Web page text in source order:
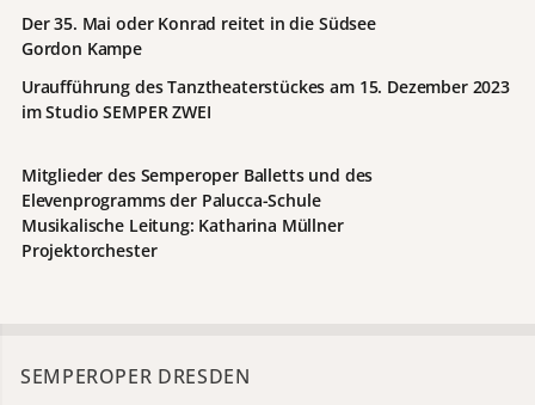
Der 35. Mai oder Konrad reitet in die Südsee
Gordon Kampe
Uraufführung des Tanztheaterstückes am 15. Dezember 2023
im Studio SEMPER ZWEI
Mitglieder des Semperoper Balletts und des
Elevenprogramms der Palucca-Schule
Musikalische Leitung: Katharina Müllner
Projektorchester
SEMPEROPER DRESDEN